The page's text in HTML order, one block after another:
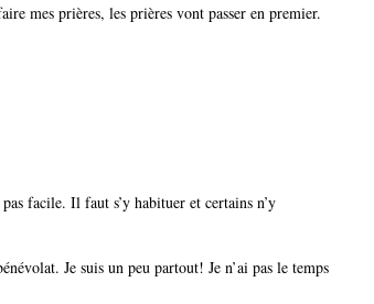
mes prières, les prières vont passer en premier.
facile. Il faut s’y habituer et certains n’y
Je suis un peu partout! Je n’ai pas le temps